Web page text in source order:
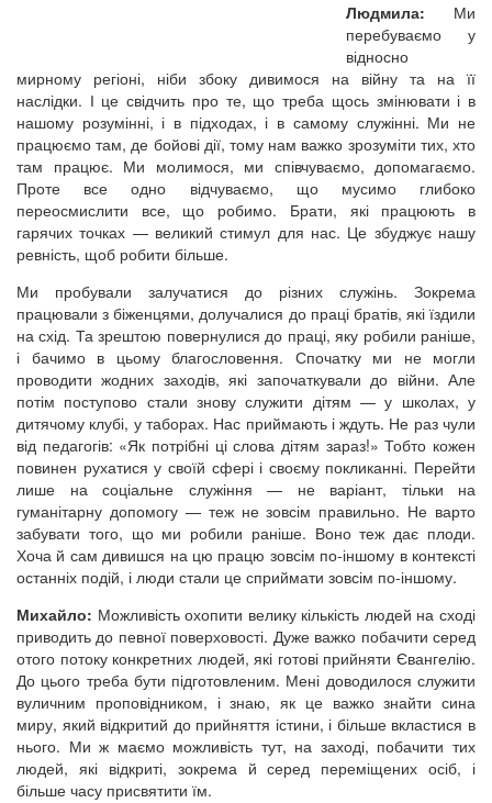
Людмила: Ми
перебуваємо у
відносно
мирному регіоні, ніби збоку дивимося на війну та на її
наслідки. І це свідчить про те, що треба щось змінювати і в
нашому розумінні, і в підходах, і в самому служінні. Ми не
працюємо там, де бойові дії, тому нам важко зрозуміти тих, хто
там працює. Ми молимося, ми співчуваємо, допомагаємо.
Проте все одно відчуваємо, що мусимо глибоко
переосмислити все, що робимо. Брати, які працюють в
гарячих точках — великий стимул для нас. Це збуджує нашу
ревність, щоб робити більше.
Ми пробували залучатися до різних служінь. Зокрема
працювали з біженцями, долучалися до праці братів, які їздили
на схід. Та зрештою повернулися до праці, яку робили раніше,
і бачимо в цьому благословення. Спочатку ми не могли
проводити жодних заходів, які започаткували до війни. Але
потім поступово стали знову служити дітям — у школах, у
дитячому клубі, у таборах. Нас приймають і ждуть. Не раз чули
від педагогів: «Як потрібні ці слова дітям зараз!» Тобто кожен
повинен рухатися у своїй сфері і своєму покликанні. Перейти
лише на соціальне служіння — не варіант, тільки на
гуманітарну допомогу — теж не зовсім правильно. Не варто
забувати того, що ми робили раніше. Воно теж дає плоди.
Хоча й сам дивишся на цю працю зовсім по-іншому в контексті
останніх подій, і люди стали це сприймати зовсім по-іншому.
Михайло: Можливість охопити велику кількість людей на сході
приводить до певної поверховості. Дуже важко побачити серед
отого потоку конкретних людей, які готові прийняти Євангелію.
До цього треба бути підготовленим. Мені доводилося служити
вуличним проповідником, і знаю, як це важко знайти сина
миру, який відкритий до прийняття істини, і більше вкластися в
нього. Ми ж маємо можливість тут, на заході, побачити тих
людей, які відкриті, зокрема й серед переміщених осіб, і
більше часу присвятити їм.